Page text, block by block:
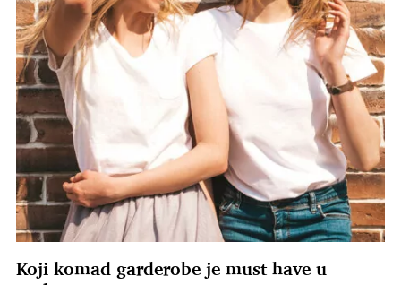
Koji komad garderobe je must have u